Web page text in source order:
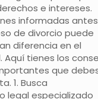
e intereses.
informadas
de divorcio puede
diferencia en el
Aquí tienes los
que
1. Busca
legal especializado